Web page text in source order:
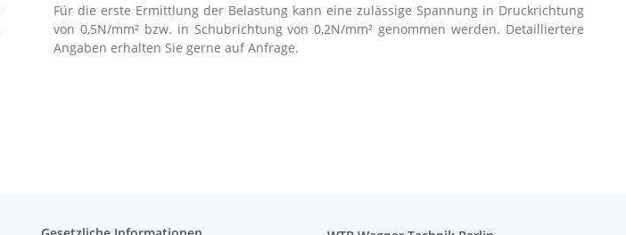
Für die erste Ermittlung der Belastung kann eine zulässige Spannung in Druckrichtung
von 0,5N/mm² bzw. in Schubrichtung von 0,2N/mm² genommen werden. Detailliertere
Angaben erhalten Sie gerne auf Anfrage.